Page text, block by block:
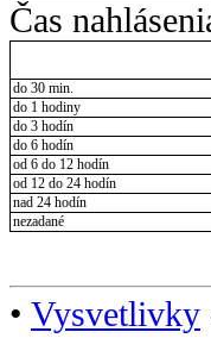
Čas
do 30 min.
do 1 hodiny
do 3 hodín
do 6 hodín
od 6 do 12 hodín
od 12 do 24 hodín
nad 24 hodín
nezadané
• Vysvetlivky